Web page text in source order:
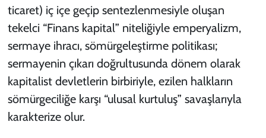
ticaret) iç içe geçip sentezlenmesiyle oluşan
tekelci “Finans kapital” niteliğiyle emperyalizm,
sermaye ihracı, sömürgeleştirme politikası;
sermayenin çıkarı doğrultusunda dönem olarak
kapitalist devletlerin birbiriyle, ezilen halkların
sömürgeciliğe karşı “ulusal kurtuluş” savaşlarıyla
karakterize olur.